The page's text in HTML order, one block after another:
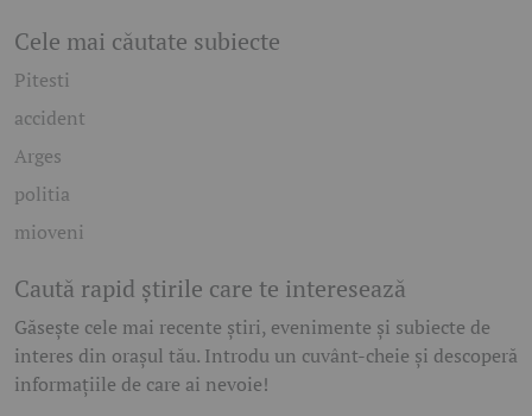
Cele mai căutate subiecte
Pitesti
accident
Arges
politia
mioveni
Caută rapid știrile care te interesează
Găsește cele mai recente știri, evenimente și subiecte de
interes din orașul tău. Introdu un cuvânt-cheie și descoperă
informațiile de care ai nevoie!